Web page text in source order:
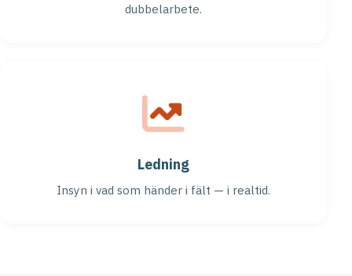
dubbelarbete.
Ledning
Insyn i vad som händer i fält — i realtid.